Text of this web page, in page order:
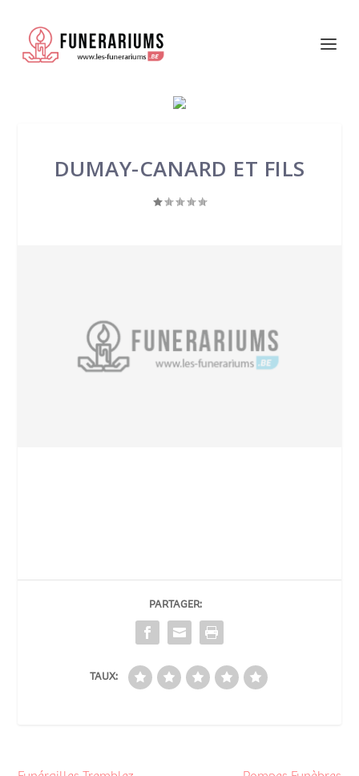
DUMAY-CANARD ET FILS
PARTAGER:
TAUX: